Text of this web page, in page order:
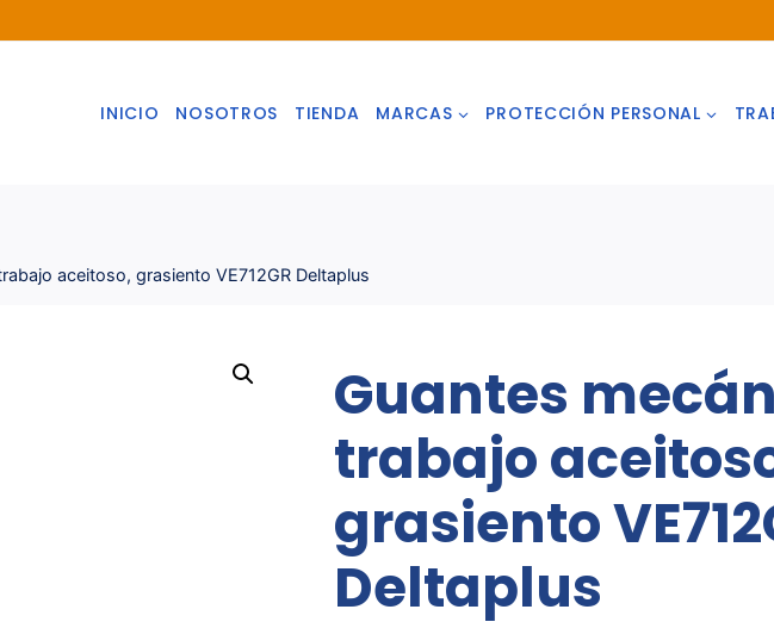
INICIO NOSOTROS TIENDA MARCAS PROTECCIÓN PERSONAL
aceitoso, grasiento VE712GR Deltaplus
Guantes
trabajo
grasiento
Deltaplus